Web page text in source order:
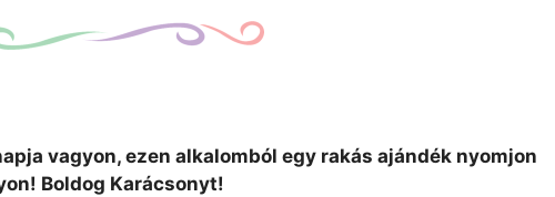
vagyon, ezen alkalomból egy rakás ajándék nyomjon
Boldog Karácsonyt!